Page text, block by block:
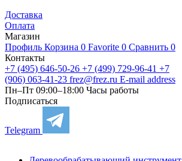
Доставка
Оплата
Магазин
Профиль Корзина 0 Favorite 0 Сравнить 0
Контакты
+7 (495) 646-50-26 +7 (499) 729-96-41 +7
(906) 063-41-23 frez@frez.ru E-mail address
Пн–Пт 09:00–18:00 Часы работы
Подписаться
Telegram